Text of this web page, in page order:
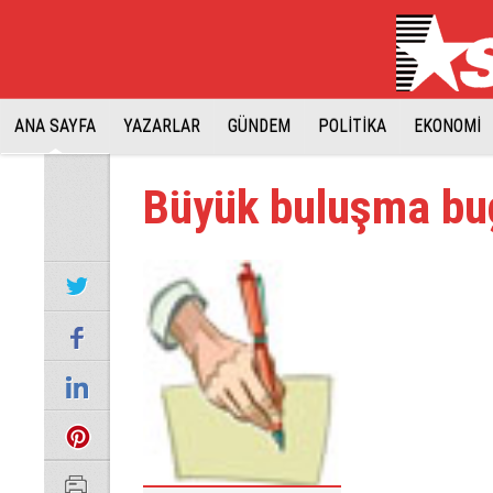
ANA SAYFA YAZARLAR GÜNDEM POLİTİKA EKONOMİ
Büyük buluşma